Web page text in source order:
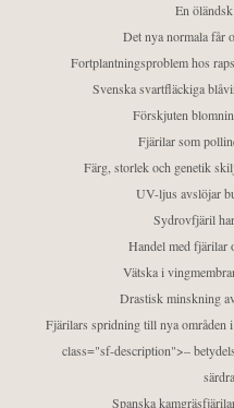
En
Det nya normala får
Fortplantningsproblem hos
Svenska svartfläckiga
Förskjuten
Fjärilar som
Färg, storlek och genetik
UV-ljus avslöjar
Sydrovfjäril
Handel med fjärilar
Vätska i
Drastisk minskning
Fjärilars spridning till nya områden
class="sf-description">–
Spanska